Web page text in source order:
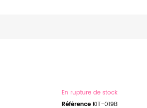
En rupture de stock
Référence KIT-019B